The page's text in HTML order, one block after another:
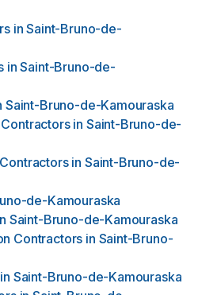
in Saint-Bruno-de-
in Saint-Bruno-de-
Saint-Bruno-de-Kamouraska
in Saint-Bruno-de-
in Saint-Bruno-de-
de-Kamouraska
Saint-Bruno-de-Kamouraska
Contractors in Saint-Bruno-
in Saint-Bruno-de-Kamouraska